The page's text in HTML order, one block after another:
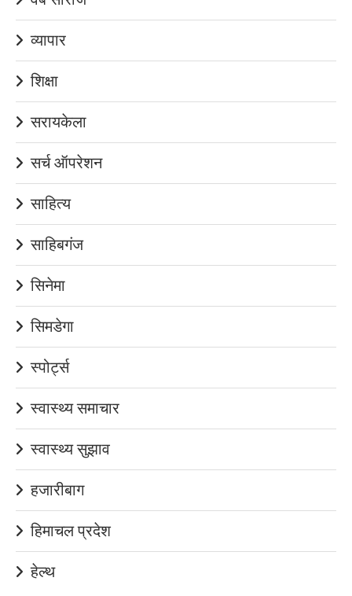
व्यापार
शिक्षा
सरायकेला
सर्च ऑपरेशन
साहित्य
साहिबगंज
सिनेमा
सिमडेगा
स्पोर्ट्स
स्वास्थ्य समाचार
स्वास्थ्य सुझाव
हजारीबाग
हिमाचल प्रदेश
हेल्थ